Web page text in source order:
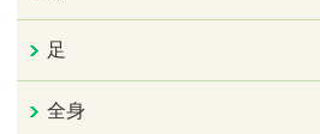
足
全身